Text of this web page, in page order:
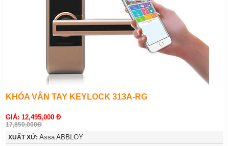
KHÓA VÂN TAY KEYLOCK 313A-RG
GIÁ: 12,495,000 Đ
17,850,000Đ
XUẤT XỨ: Assa ABBLOY